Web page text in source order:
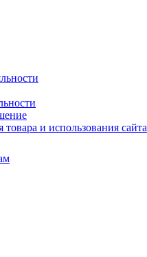
и использования сайта